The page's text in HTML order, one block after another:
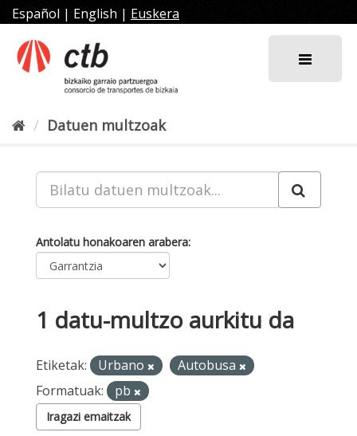
Joan
edukira
Español | English | Euskera
Datuen multzoak
Antolatu honakoaren arabera
1 datu-multzo aurkitu da
Etiketak: Urbano
Autobusa
Formatuak:
pb
Iragazi emaitzak